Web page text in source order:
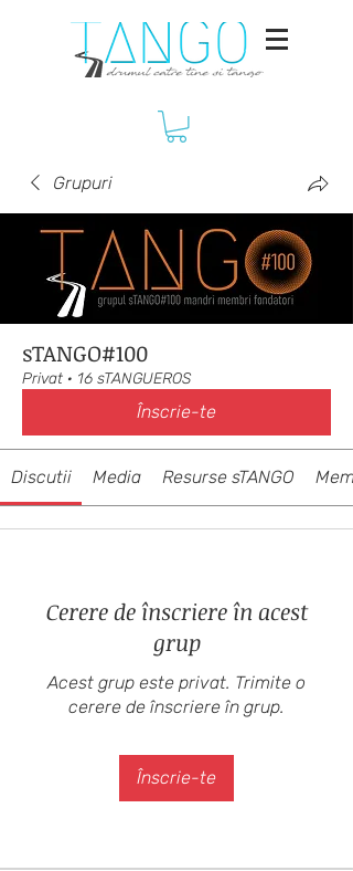
Grupuri
sTANGO#100
Privat · 16 sTANGUEROS
Înscrie-te
Discutii Media Resurse sTANGO
Cerere de înscriere în acest
grup
Acest grup este privat. Trimite o
cerere de înscriere în grup.
Înscrie-te